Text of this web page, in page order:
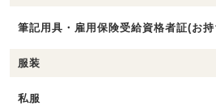
筆記用具・雇用保険受給資格者証(お
服装
私服